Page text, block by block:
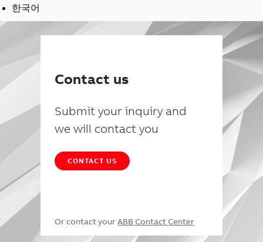
한국어
Contact us
Submit your inquiry and
we will contact you
CONTACT US
Or contact your ABB Contact Center